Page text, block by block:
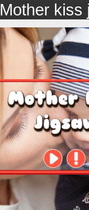
Mother kiss